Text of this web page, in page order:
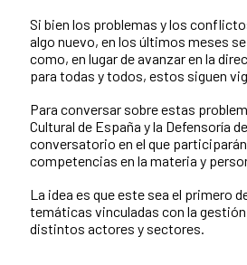
Si bien los problemas y los
algo nuevo, en los últimos meses
como, en lugar de avanzar en la
para todas y todos, estos siguen
Para conversar sobre estas
Cultural de España y la Defensoría
conversatorio en el que
competencias en la materia y
La idea es que este sea el primero
temáticas vinculadas con la
distintos actores y sectores.